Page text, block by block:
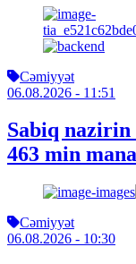
Cəmiyyət
06.08.2026 - 11:51
Sabiq nazirin
463 min
Cəmiyyət
06.08.2026 - 10:30